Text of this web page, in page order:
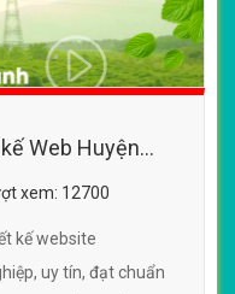
Web Huyện
xem: 12700
kế website
uy tín, đạt chuẩn